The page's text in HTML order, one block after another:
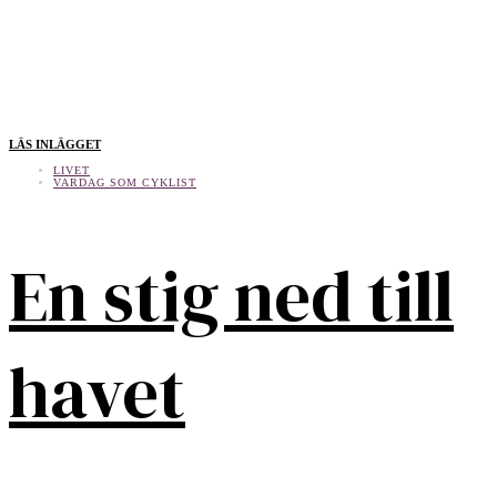
LÄS INLÄGGET
LIVET
VARDAG SOM CYKLIST
En stig ned till
havet